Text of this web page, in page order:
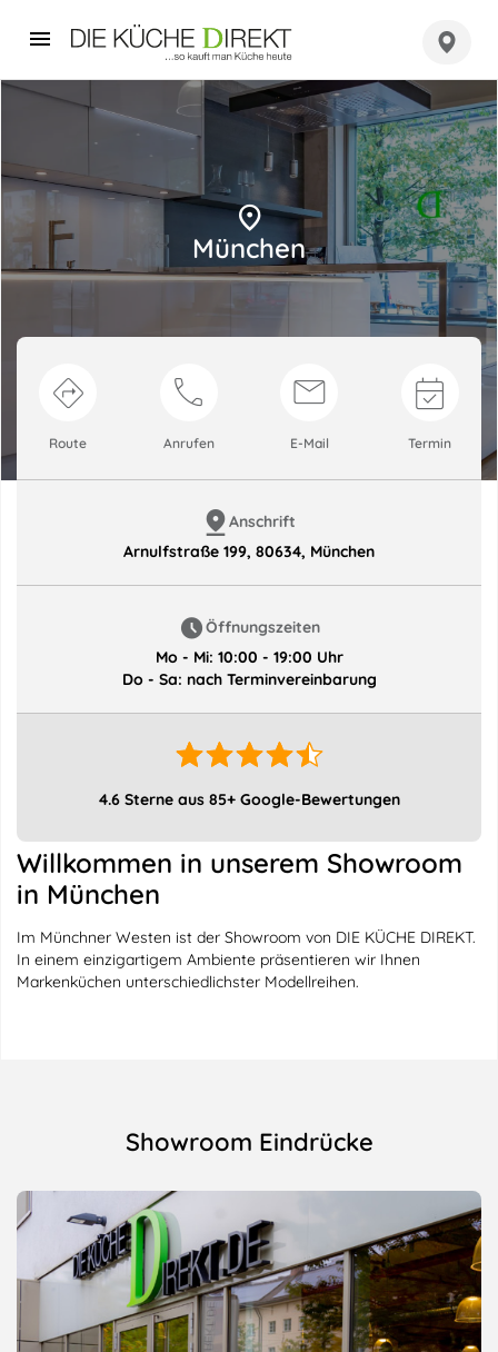
München
Willkommen in unserem Showroom
in München
Im Münchner Westen ist der Showroom von DIE KÜCHE DIREKT.
In einem einzigartigem Ambiente präsentieren wir Ihnen
Markenküchen unterschiedlichster Modellreihen.
Route Anrufen E-Mail Termin
Anschrift
Arnulfstraße 199, 80634, München
Öffnungszeiten
Mo - Mi: 10:00 - 19:00 Uhr
Do - Sa: nach Terminvereinbarung
4.6 Sterne aus 85+ Google-Bewertungen
Showroom Eindrücke